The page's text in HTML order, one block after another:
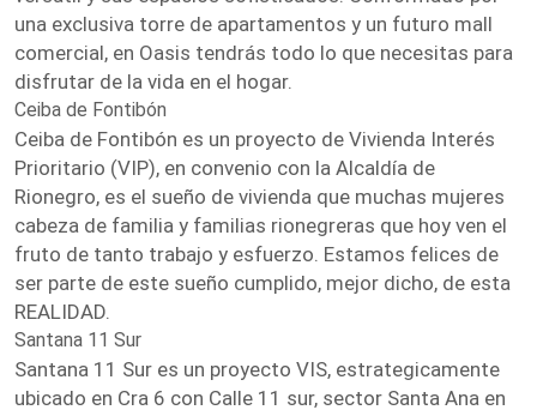
una exclusiva torre de apartamentos y un futuro mall
comercial, en Oasis tendrás todo lo que necesitas para
disfrutar de la vida en el hogar.
Ceiba de Fontibón
Ceiba de Fontibón es un proyecto de Vivienda Interés
Prioritario (VIP), en convenio con la Alcaldía de
Rionegro, es el sueño de vivienda que muchas mujeres
cabeza de familia y familias rionegreras que hoy ven el
fruto de tanto trabajo y esfuerzo. Estamos felices de
ser parte de este sueño cumplido, mejor dicho, de esta
REALIDAD.
Santana 11 Sur
Santana 11 Sur es un proyecto VIS, estrategicamente
ubicado en Cra 6 con Calle 11 sur, sector Santa Ana en